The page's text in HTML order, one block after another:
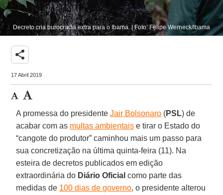
Decreto cria burocracia extra para o Ibama. | Foto: Felipe Werneck/Ibama
share
17 Abril 2019
A promessa do presidenteJair Bolsonaro (PSL) de
acabar com as multas ambientais e tirar o Estado do
“cangote do produtor” caminhou mais um passo para
sua concretização na última quinta-feira (11). Na
esteira de decretos publicados em edição
extraordinária do Diário Oficial como parte das
medidas de 100 dias de governo, o presidente alterou